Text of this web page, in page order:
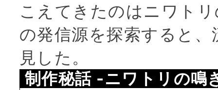
こえてきたのはニワト
の発信源を探索すると
見した。
制作秘話 -ニワトリの鳴